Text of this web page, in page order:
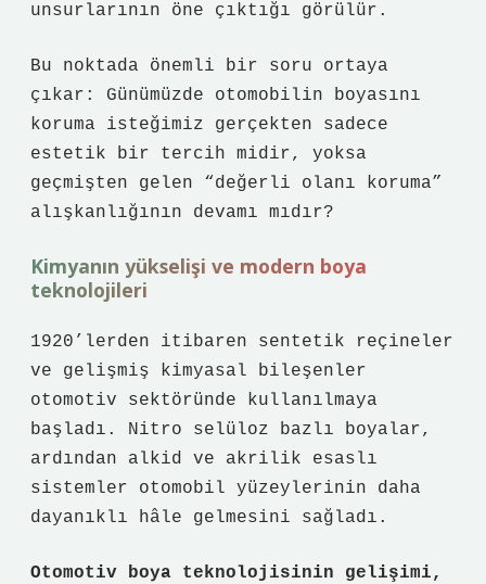
unsurlarının öne çıktığı görülür.
Bu noktada önemli bir soru ortaya
çıkar: Günümüzde otomobilin boyasını
koruma isteğimiz gerçekten sadece
estetik bir tercih midir, yoksa
geçmişten gelen “değerli olanı koruma”
alışkanlığının devamı mıdır?
Kimyanın yükselişi ve modern boya
teknolojileri
1920’lerden itibaren sentetik reçineler
ve gelişmiş kimyasal bileşenler
otomotiv sektöründe kullanılmaya
başladı. Nitro selüloz bazlı boyalar,
ardından alkid ve akrilik esaslı
sistemler otomobil yüzeylerinin daha
dayanıklı hâle gelmesini sağladı.
Otomotiv boya teknolojisinin gelişimi,